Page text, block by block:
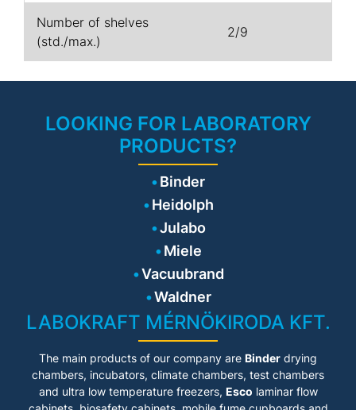
Number of shelves
(std./max.)
2/9
LOOKING FOR LABORATORY
PRODUCTS?
Binder
Heidolph
Julabo
Miele
Vacuubrand
Waldner
LABOKRAFT MÉRNÖKIRODA KFT.
The main products of our company are Binder drying
chambers, incubators, climate chambers, test chambers
and ultra low temperature freezers, Esco laminar flow